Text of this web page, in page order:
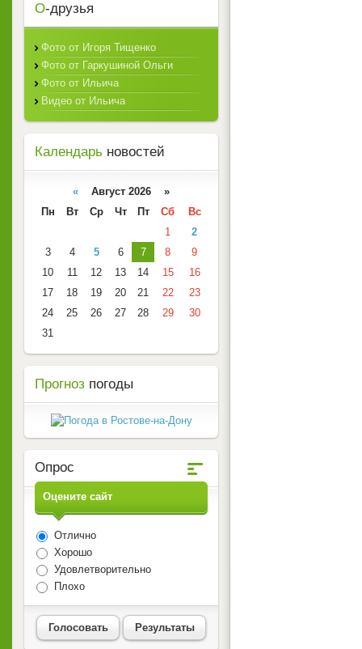
О-друзья
Фото от Игоря Тищенко
Фото от Гаркушиной Ольги
Фото от Ильича
Видео от Ильича
Календарь новостей
« Август 2026 »
Пн
Вт Ср Чт Пт Сб
Вс
1
2
3
4 5 6 7 8
9
10
11 12 13 14 15
16
17
18 19 20 21 22
23
24
25 26 27 28 29
30
31
Прогноз погоды
Опрос
Оцените сайт
Отлично
Хорошо
Удовлетворительно
Плохо
Голосовать Результаты